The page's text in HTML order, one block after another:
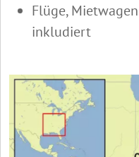
Flüge,
inkludiert